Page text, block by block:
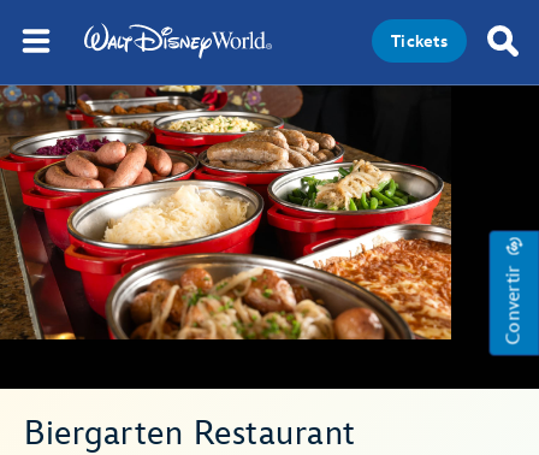
Tickets
Convertir
Biergarten Restaurant